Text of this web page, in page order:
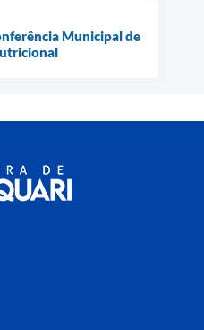
Municipal de